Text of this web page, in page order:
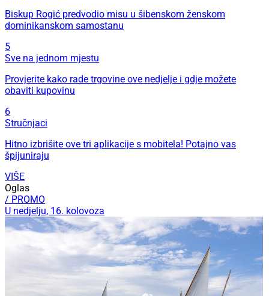
Biskup Rogić predvodio misu u šibenskom ženskom
dominikanskom samostanu
5
Sve na jednom mjestu
Provjerite kako rade trgovine ove nedjelje i gdje možete
obaviti kupovinu
6
Stručnjaci
Hitno izbrišite ove tri aplikacije s mobitela! Potajno vas
špijuniraju
VIŠE
Oglas
/ PROMO
U nedjelju, 16. kolovoza